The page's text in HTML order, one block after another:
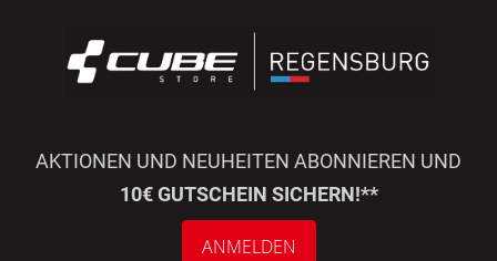
AKTIONEN UND NEUHEITEN ABONNIEREN UND
10€ GUTSCHEIN SICHERN!**
ANMELDEN